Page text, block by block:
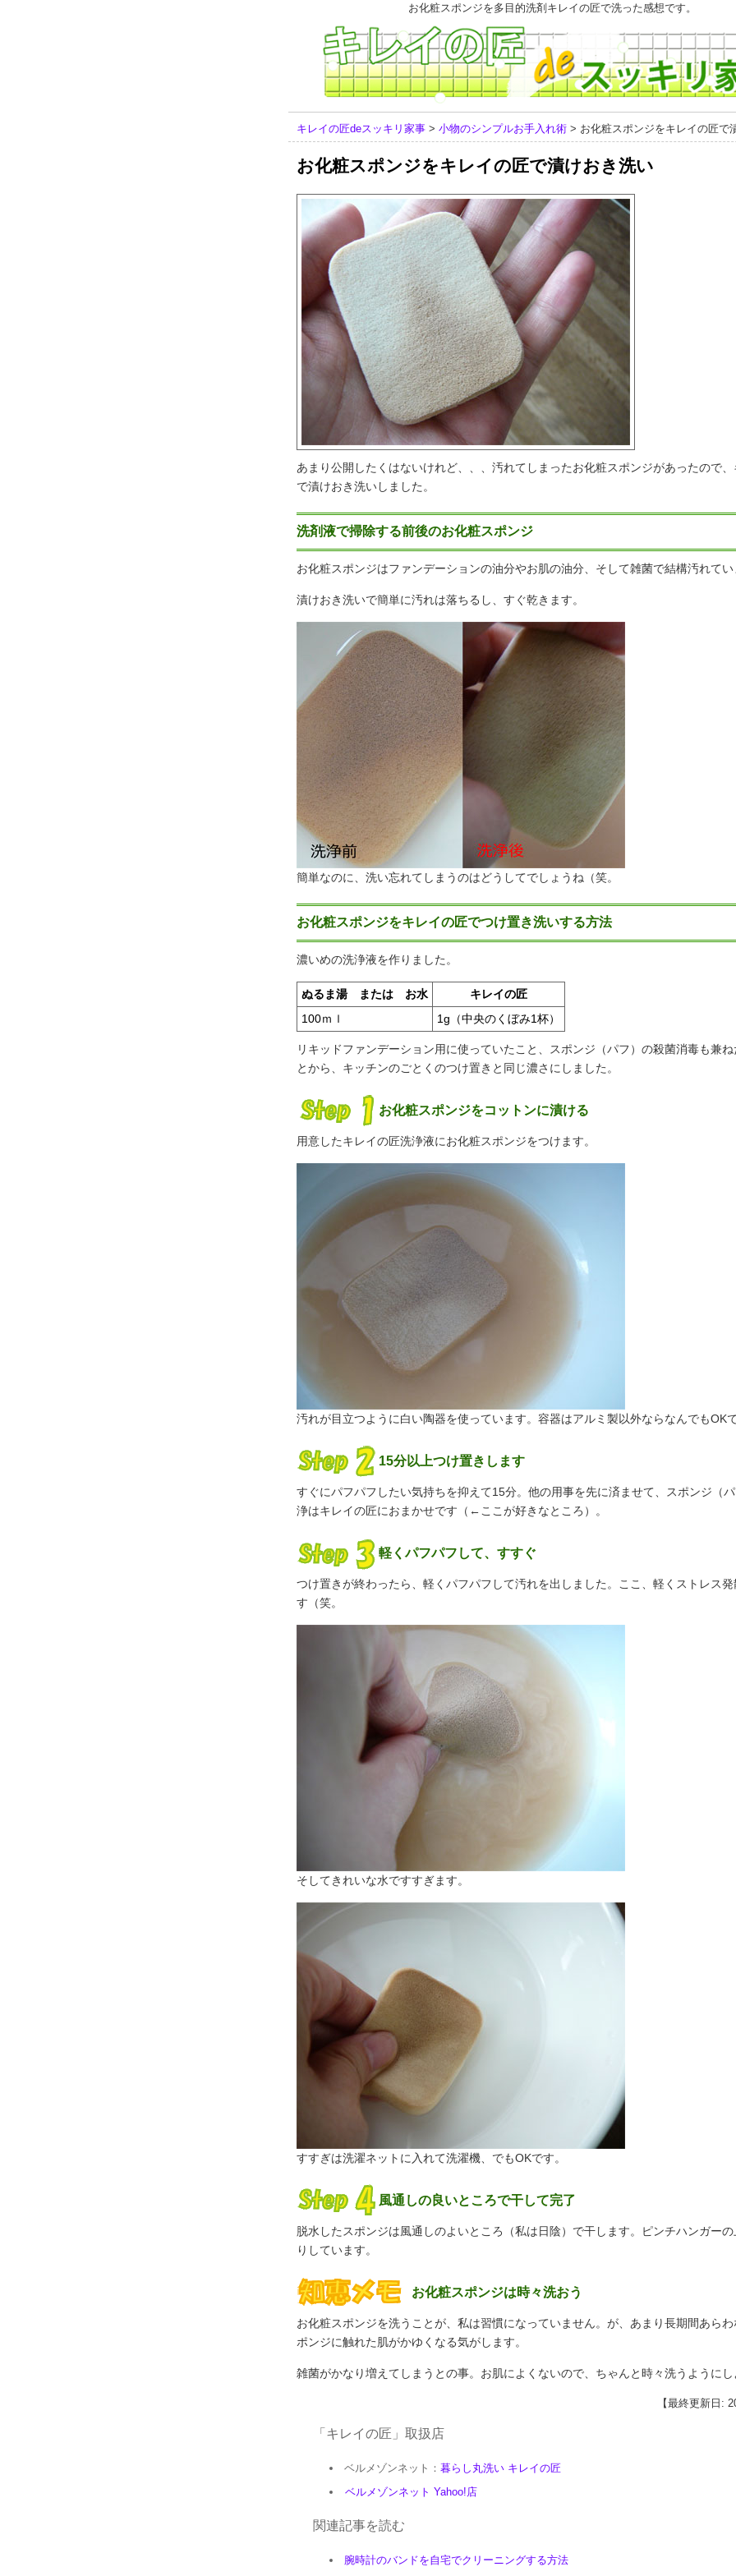
お化粧スポンジを多目的洗剤キレイの匠で洗った感想です。
キレイの匠deスッキリ家事 > 小物のシンプルお手入れ術 > お化粧スポンジをキレイの匠で
お化粧スポンジをキレイの匠で漬けおき洗い
あまり公開したくはないけれど、、、汚れてしまったお化粧スポンジがあったので
で漬けおき洗いしました。
洗剤液で掃除する前後のお化粧スポンジ
お化粧スポンジはファンデーションの油分やお肌の油分、そして雑菌で結構汚れて
漬けおき洗いで簡単に汚れは落ちるし、すぐ乾きます。
簡単なのに、洗い忘れてしまうのはどうしてでしょうね（笑。
お化粧スポンジをキレイの匠でつけ置き洗いする方法
濃いめの洗浄液を作りました。
ぬるま湯 または お水
キレイの匠
100ｍｌ
1g（中央のくぼみ1杯）
リキッドファンデーション用に使っていたこと、スポンジ（パフ）の殺菌消毒も兼
とから、キッチンのごとくのつけ置きと同じ濃さにしました。
お化粧スポンジをコットンに漬ける
用意したキレイの匠洗浄液にお化粧スポンジをつけます。
汚れが目立つように白い陶器を使っています。容器はアルミ製以外ならなんでもOK
15分以上つけ置きします
すぐにパフパフしたい気持ちを抑えて15分。他の用事を先に済ませて、スポンジ（
浄はキレイの匠におまかせです（←ここが好きなところ）。
軽くパフパフして、すすぐ
つけ置きが終わったら、軽くパフパフして汚れを出しました。ここ、軽くストレス
す（笑。
そしてきれいな水ですすぎます。
すすぎは洗濯ネットに入れて洗濯機、でもOKです。
風通しの良いところで干して完了
脱水したスポンジは風通しのよいところ（私は日陰）で干します。ピンチハンガー
りしています。
お化粧スポンジは時々洗おう
お化粧スポンジを洗うことが、私は習慣になっていません。が、あまり長期間あら
ポンジに触れた肌がかゆくなる気がします。
雑菌がかなり増えてしまうとの事。お肌によくないので、ちゃんと時々洗うように
【最終更新日:
「キレイの匠」取扱店
ベルメゾンネット： 暮らし丸洗い キレイの匠
ベルメゾンネット Yahoo!店
関連記事を読む
腕時計のバンドを自宅でクリーニングする方法